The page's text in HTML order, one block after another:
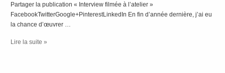
Partager la publication « Interview filmée à l’atelier »
FacebookTwitterGoogle+PinterestLinkedIn En fin d’année dernière, j’ai eu
la chance d’œuvrer …
Lire la suite »